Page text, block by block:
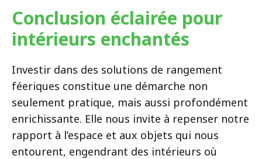
Conclusion éclairée pour
intérieurs enchantés
Investir dans des solutions de rangement
féeriques constitue une démarche non
seulement pratique, mais aussi profondément
enrichissante. Elle nous invite à repenser notre
rapport à l’espace et aux objets qui nous
entourent, engendrant des intérieurs où